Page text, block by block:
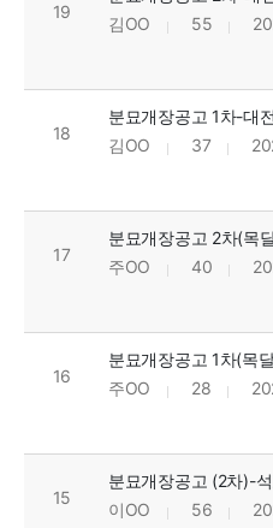
19
김OO
55
18
분묘개장공고 1차-대
김OO
37
17
분묘개장공고 2차(목
주OO
40
16
분묘개장공고 1차(목
주OO
28
15
분묘개장공고 (2차)-
이OO
56